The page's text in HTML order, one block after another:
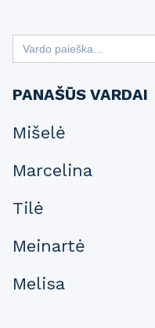
Search
for:
PANAŠŪS VARDAI
Mišelė
Marcelina
Tilė
Meinartė
Melisa